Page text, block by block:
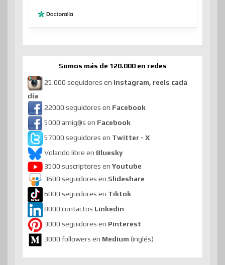
Somos más de 120.000 en redes
25.000 seguidores en Instagram, reels cada
día
22000 seguidores en Facebook
5000 amig@s en Facebook
57000 seguidores en Twitter - X
Volando libre en Bluesky
3500 suscriptores en Youtube
3600 seguidores en Slideshare
6000 seguidores en Tiktok
8000 contactos Linkedin
3000 seguidores en Pinterest
3000 followers en Medium (inglés)